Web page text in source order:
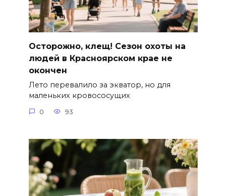
Осторожно, клещ! Сезон охоты на
людей в Красноярском крае не
окончен
Лето перевалило за экватор, но для
маленьких кровососущих
0 93